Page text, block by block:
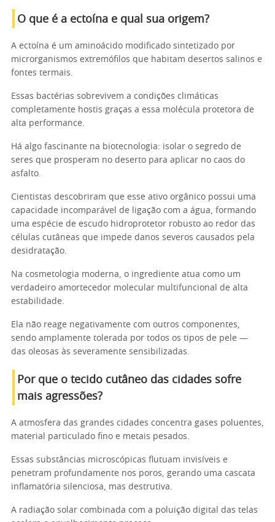
O que é a ectoína e qual sua origem?
A ectoína é um aminoácido modificado sintetizado por
microrganismos extremófilos que habitam desertos salinos e
fontes termais.
Essas bactérias sobrevivem a condições climáticas
completamente hostis graças a essa molécula protetora de
alta performance.
Há algo fascinante na biotecnologia: isolar o segredo de
seres que prosperam no deserto para aplicar no caos do
asfalto.
Cientistas descobriram que esse ativo orgânico possui uma
capacidade incomparável de ligação com a água, formando
uma espécie de escudo hidroprotetor robusto ao redor das
células cutâneas que impede danos severos causados pela
desidratação.
Na cosmetologia moderna, o ingrediente atua como um
verdadeiro amortecedor molecular multifuncional de alta
estabilidade.
Ela não reage negativamente com outros componentes,
sendo amplamente tolerada por todos os tipos de pele —
das oleosas às severamente sensibilizadas.
Por que o tecido cutâneo das cidades sofre
mais agressões?
A atmosfera das grandes cidades concentra gases poluentes,
material particulado fino e metais pesados.
Essas substâncias microscópicas flutuam invisíveis e
penetram profundamente nos poros, gerando uma cascata
inflamatória silenciosa, mas destrutiva.
A radiação solar combinada com a poluição digital das telas